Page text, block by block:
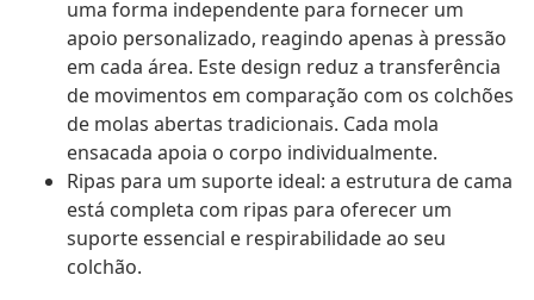
uma forma independente para fornecer um
apoio personalizado, reagindo apenas à pressão
em cada área. Este design reduz a transferência
de movimentos em comparação com os colchões
de molas abertas tradicionais. Cada mola
ensacada apoia o corpo individualmente.
Ripas para um suporte ideal: a estrutura de cama
está completa com ripas para oferecer um
suporte essencial e respirabilidade ao seu
colchão.